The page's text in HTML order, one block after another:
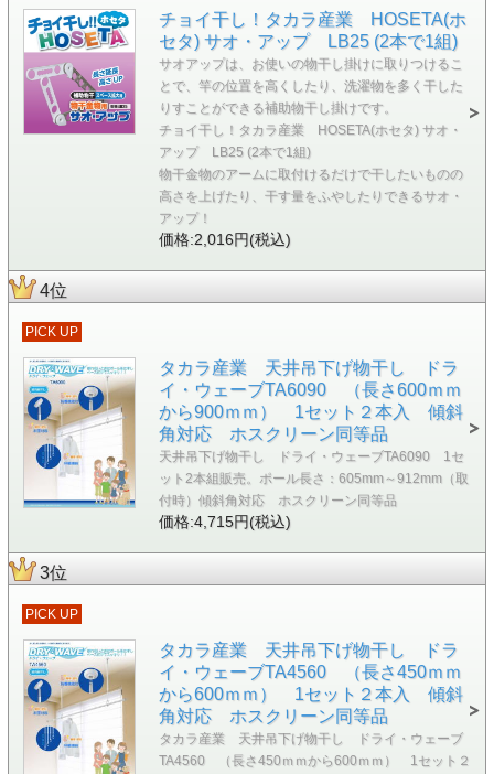
チョイ干し！タカラ産業 HOSETA(ホ
セタ) サオ・アップ LB25 (2本で1組)
サオアップは、お使いの物干し掛けに取りつけるこ
とで、竿の位置を高くしたり、洗濯物を多く干した
りすことができる補助物干し掛けです。
チョイ干し！タカラ産業 HOSETA(ホセタ) サオ・
アップ LB25 (2本で1組)
物干金物のアームに取付けるだけで干したいものの
高さを上げたり、干す量をふやしたりできるサオ・
アップ！
価格:2,016円(税込)
4位
PICK UP
タカラ産業 天井吊下げ物干し ドラ
イ・ウェーブTA6090 （長さ600ｍｍ
から900ｍｍ） 1セット２本入 傾斜
角対応 ホスクリーン同等品
天井吊下げ物干し ドライ・ウェーブTA6090 1セ
ット2本組販売。ポール長さ：605mm～912mm（取
付時）傾斜角対応 ホスクリーン同等品
価格:4,715円(税込)
3位
PICK UP
タカラ産業 天井吊下げ物干し ドラ
イ・ウェーブTA4560 （長さ450ｍｍ
から600ｍｍ） 1セット２本入 傾斜
角対応 ホスクリーン同等品
タカラ産業 天井吊下げ物干し ドライ・ウェーブ
TA4560 （長さ450ｍｍから600ｍｍ） 1セット２